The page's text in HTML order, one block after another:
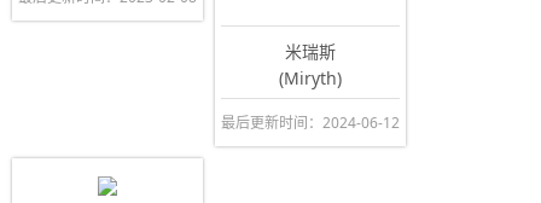
米瑞斯
(Miryth)
最后更新时间：2024-06-12